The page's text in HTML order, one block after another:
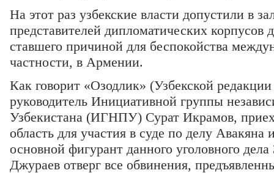
На этот раз узбекские власти допустили в
представителей дипломатических корпусов
ставшего причиной для беспокойства
частности, в Армении.
Как говорит «Озодлик» (Узбекской
руководитель Инициативной группы
Узбекистана (ИГНПУ) Сурат Икрамов,
область для участия в суде по делу Авакяна
основной фигурант данного уголовного
Джураев отверг все обвинения,